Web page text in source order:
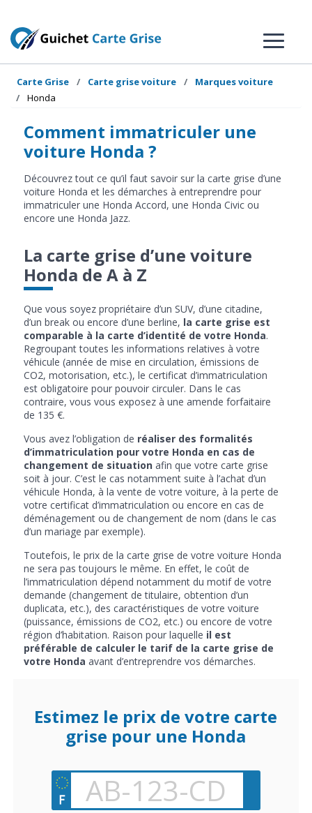
Carte Grise Carte grise voiture
Marques voiture
Honda
Comment immatriculer une
voiture Honda ?
Découvrez tout ce qu’il faut savoir sur la carte grise d’une
voiture Honda et les démarches à entreprendre pour
immatriculer une Honda Accord, une Honda Civic ou
encore une Honda Jazz.
La carte grise d’une voiture
Honda de A à Z
Que vous soyez propriétaire d’un SUV, d’une citadine,
d’un break ou encore d’une berline, la carte grise est
comparable à la carte d’identité de votre Honda.
Regroupant toutes les informations relatives à votre
véhicule (année de mise en circulation, émissions de
CO2, motorisation, etc.), le certificat d’immatriculation
est obligatoire pour pouvoir circuler. Dans le cas
contraire, vous vous exposez à une amende forfaitaire
de 135 €.
Vous avez l’obligation de réaliser des formalités
d’immatriculation pour votre Honda en cas de
changement de situationafin que votre carte grise
soit à jour. C’est le cas notamment suite à l’achat d’un
véhicule Honda, à la vente de votre voiture, à la perte de
votre certificat d’immatriculation ou encore en cas de
déménagement ou de changement de nom (dans le cas
d’un mariage par exemple).
Toutefois, le prix de la carte grise de votre voiture Honda
ne sera pas toujours le même. En effet, le coût de
l’immatriculation dépend notamment du motif de votre
demande (changement de titulaire, obtention d’un
duplicata, etc.), des caractéristiques de votre voiture
(puissance, émissions de CO2, etc.) ou encore de votre
région d’habitation. Raison pour laquelle il est
préférable de calculer le tarif de la carte grise de
votre Honda avant d’entreprendre vos démarches.
Estimez le prix de votre carte
grise pour une Honda